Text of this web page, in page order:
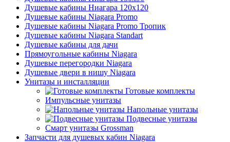
Душевые кабины Ниагара 120x120
Душевые кабины Niagara Promo
Душевые кабины Niagara Promo Тропик
Душевые кабины Niagara Standart
Душевые кабины для дачи
Прямоугольные кабины Niagara
Душевые перегородки Niagara
Душевые двери в нишу Niagara
Унитазы и инсталляции
Готовые комплекты
Импульсные унитазы
Напольные унитазы
Подвесные унитазы
Смарт унитазы Grossman
Запчасти для душевых кабин Niagara